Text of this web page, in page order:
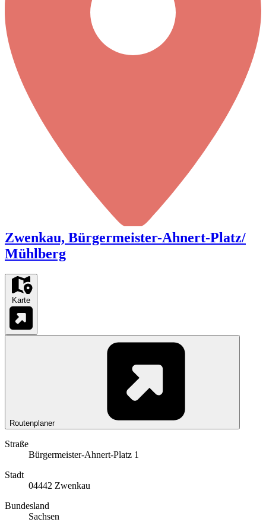
Zwenkau, Bürgermeister-Ahnert-Platz/
Mühlberg
Karte
Routenplaner
Straße
Bürgermeister-Ahnert-Platz 1
Stadt
04442 Zwenkau
Bundesland
Sachsen